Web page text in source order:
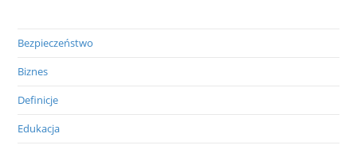
Bezpieczeństwo
Biznes
Definicje
Edukacja